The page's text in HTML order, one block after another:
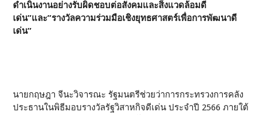
ดำเนินงานอย่างรับผิดชอบต่อสังคมและสิ่งแวดล้อมดี
เด่น”และ”รางวัลความร่วมมือเชิงยุทธศาสตร์เพื่อการพัฒนาดี
เด่น”
นายกฤษฎา จีนะวิจารณะ รัฐมนตรีช่วยว่าการกระทรวงการคลัง
ประธานในพิธีมอบรางวัลรัฐวิสาหกิจดีเด่น ประจำปี 2566 ภายใต้